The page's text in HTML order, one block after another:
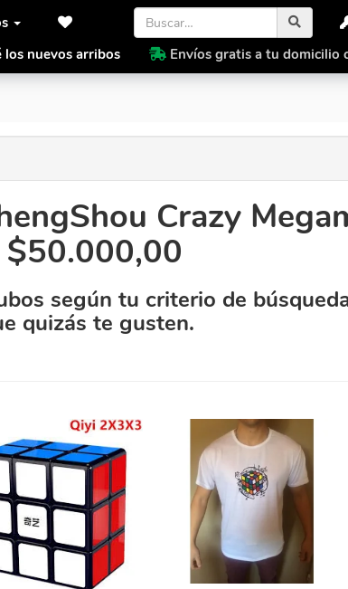
los nuevos arribos
Envíos gratis a tu domicilio
Crazy
según tu criterio de
quizás te gusten.